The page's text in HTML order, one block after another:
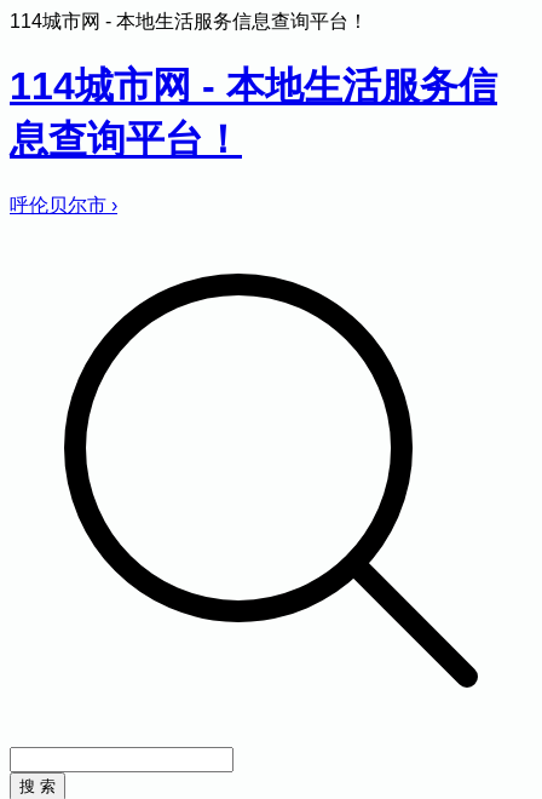
114城市网 - 本地生活服务信息查询平台！
114城市网 - 本地生活服务信
息查询平台！
呼伦贝尔市 ›